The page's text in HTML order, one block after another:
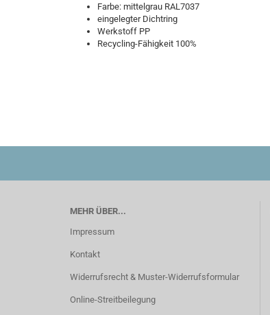
Farbe: mittelgrau RAL7037
eingelegter Dichtring
Werkstoff PP
Recycling-Fähigkeit 100%
MEHR ÜBER...
Impressum
Kontakt
Widerrufsrecht & Muster-Widerrufsformular
Online-Streitbeilegung